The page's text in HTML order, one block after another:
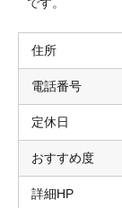
住所
電話番号
定休日
おすすめ度
詳細HP